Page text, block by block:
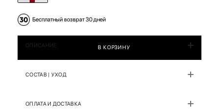
Бесплатный возврат 30 дней
В КОРЗИНУ
ОПИСАНИЕ
СОСТАВ | УХОД
ОПЛАТА И ДОСТАВКА